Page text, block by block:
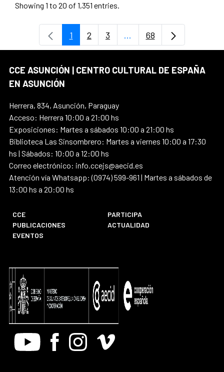
Showing 1 to 20 of 1,351 entries.
Page
1 Page
2 Page
3 ...Intermediate Pages Use
Page
68
CCE ASUNCIÓN | CENTRO CULTURAL DE ESPAÑA
EN ASUNCIÓN
Herrera, 834, Asunción, Paraguay
Acceso: Herrera 10:00 a 21:00 hs
Exposiciones: Martes a sábados 10:00 a 21:00 hs
Biblioteca Las Sinsombrero: Martes a viernes 10:00 a 17:30
hs | Sábados: 10:00 a 12:00 hs
Correo electrónico: info.ccejs@aecid.es
Atención vía Whatsapp: (0974) 599-961 | Martes a sábados de
13:00 hs a 20:00 hs
CCE
PARTICIPA
PUBLICACIONES
ACTUALIDAD
EVENTOS
Youtube FacebookInstagram
Vimeo